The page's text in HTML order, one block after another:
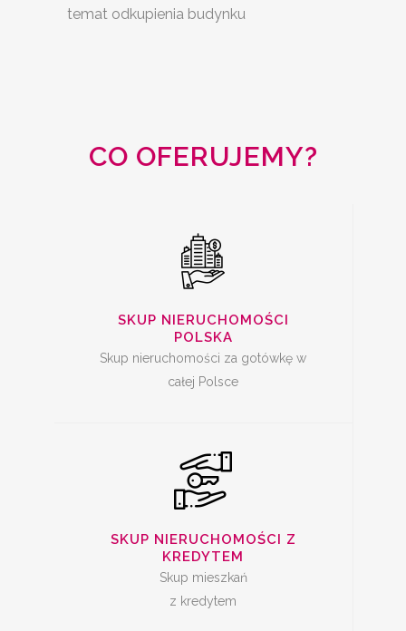
temat odkupienia budynku
CO OFERUJEMY?
SKUP NIERUCHOMOŚCI
POLSKA
Skup nieruchomości za gotówkę w
całej Polsce
SKUP NIERUCHOMOŚCI Z
KREDYTEM
Skup mieszkań
z kredytem
KREDYTEM
NIERUCHOMOŚCI Z
KOMORNIKIEM